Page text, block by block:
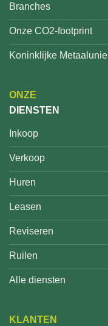
Branches
Onze CO2-footprint
Koninklijke Metaalunie
ONZE
DIENSTEN
Inkoop
Verkoop
Huren
Leasen
Reviseren
Ruilen
Alle diensten
KLANTEN